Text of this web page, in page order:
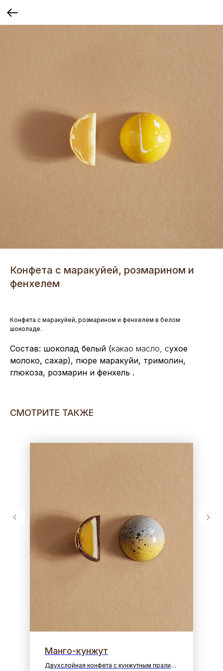
Конфета с маракуйей, розмарином и
фенхелем
Конфета с маракуйей, розмарином и фенхелем в белом
шоколаде.
Состав: шоколад белый (какао масло, сухое
молоко, сахар), пюре маракуйи, тримолин,
глюкоза, розмарин и фенхель .
СМОТРИТЕ ТАКЖЕ
Манго-кунжут
Двухслойная конфета с кунжутным пралине